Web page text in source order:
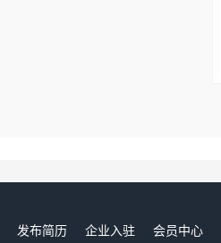
发布简历 企业入驻 会员中心